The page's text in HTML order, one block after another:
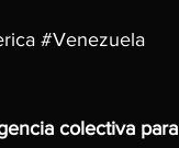
#Venezuela
colectiva para